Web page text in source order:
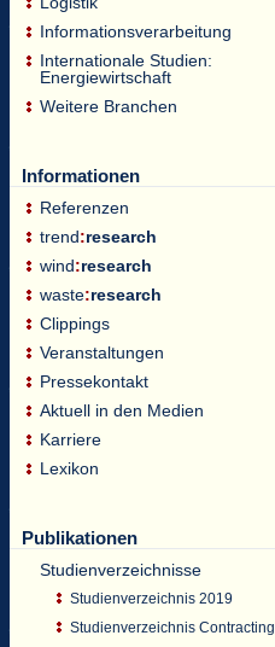
Informationsverarbeitung
Internationale Studien:
Energiewirtschaft
Weitere Branchen
Informationen
Referenzen
trend:research
wind:research
waste:research
Clippings
Veranstaltungen
Pressekontakt
Aktuell in den Medien
Karriere
Lexikon
Publikationen
Studienverzeichnisse
Studienverzeichnis 2019
Studienverzeichnis Contracting